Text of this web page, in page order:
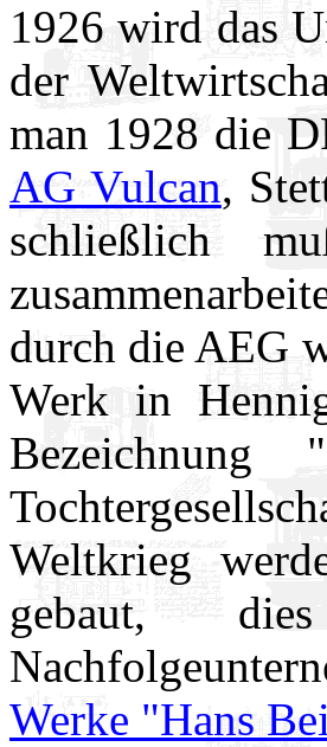
1926 wird das
der
man 1928 die
AG Vulcan,
schließlich
durch die AEG
Werk in
Bezeichnung
Weltkrieg
gebaut,
Werke "Hans